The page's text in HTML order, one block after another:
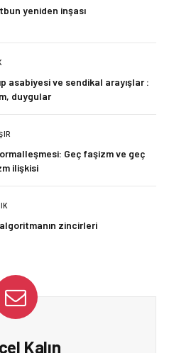
yeniden inşası
asabiyesi ve sendikal arayışlar :
duygular
Geç faşizm ve geç
ilişkisi
algoritmanın zincirleri
Kalın